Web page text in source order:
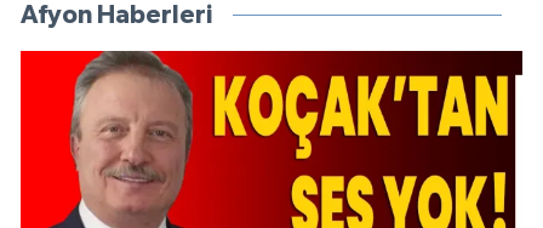
Afyon Haberleri